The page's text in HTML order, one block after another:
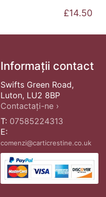
£14.50
Informații contact
Swifts Green Road,
Luton, LU2 8BP
Contactați-ne ›
T: 07585224313
E:
comenzi@carticrestine.co.uk